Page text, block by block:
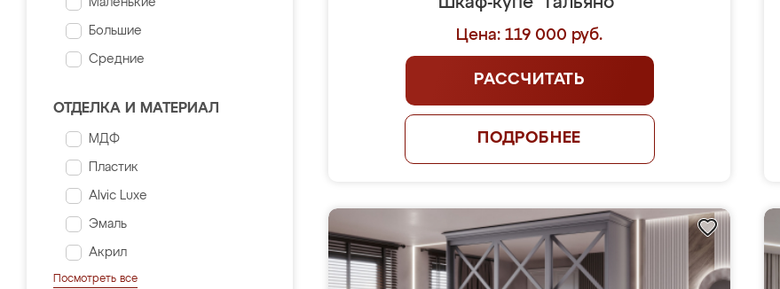
Маленькие
Большие
Средние
ОТДЕЛКА И МАТЕРИАЛ
МДФ
Пластик
Alvic Luxe
Эмаль
Акрил
Посмотреть все
Цена: 119 000 руб.
РАССЧИТАТЬ
ПОДРОБНЕЕ